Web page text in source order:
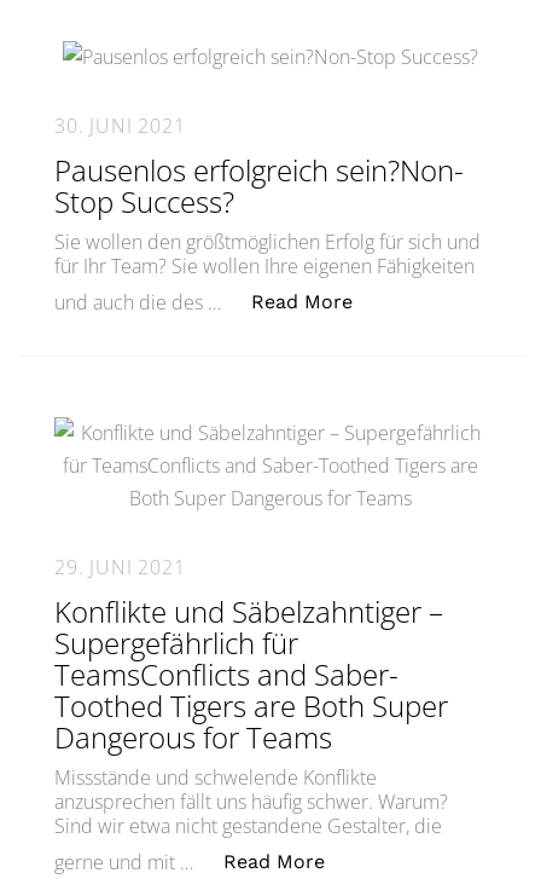
30. JUNI 2021
Pausenlos erfolgreich sein?Non-
Stop Success?
Sie wollen den größtmöglichen Erfolg für sich und
für Ihr Team? Sie wollen Ihre eigenen Fähigkeiten
und auch die des …
Read More„Pausenlos
29. JUNI 2021
Konflikte und Säbelzahntiger –
Supergefährlich für
TeamsConflicts and Saber-
Toothed Tigers are Both Super
Dangerous for Teams
Missstände und schwelende Konflikte
anzusprechen fällt uns häufig schwer. Warum?
Sind wir etwa nicht gestandene Gestalter, die
gerne und mit …
Read More„Konflikte und